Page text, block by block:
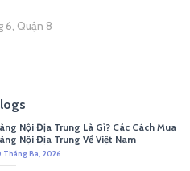
6, Quận 8
Nội Địa Trung Là Gì? Các Cách Mua
Nội Địa Trung Về Việt Nam
Tháng Ba, 2026